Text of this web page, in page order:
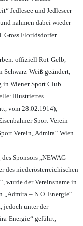
Jedlesee und Jedleseer
nahmen dabei wieder
Gross Floridsdorfer
offiziell Rot-Gelb,
Schwarz-Weiß geändert;
in Wiener Sport Club
Illustriertes
vom 28.02.1914);
Sport Verein
Verein„Admira“ Wien
Sponsors „NEWAG-
des niederösterreichischen
wurde der Vereinsname in
„Admira – N.Ö. Energie“
jedoch unter der
Energie“ geführt;